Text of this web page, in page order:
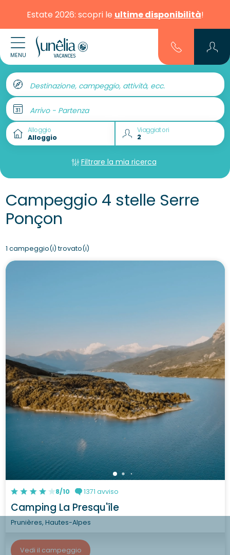
Estate 2026: scopri le ultime disponibilità!
MENU
Destinazione, campeggio, attività, ecc.
Arrivo - Partenza
Alloggio Viaggiatori
Filtrare la mia ricerca
Campeggio 4 stelle Serre
Ponçon
1 campeggio(i) trovato(i)
8/10 1371 avviso
Camping La Presqu'île
Prunières, Hautes-Alpes
Vedi il campeggio